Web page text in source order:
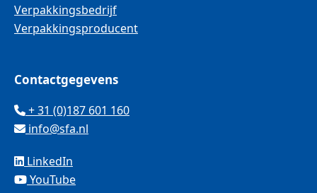
Verpakkingsbedrijf
Verpakkingsproducent
Contactgegevens
+ 31 (0)187 601 160
info@sfa.nl
LinkedIn
YouTube